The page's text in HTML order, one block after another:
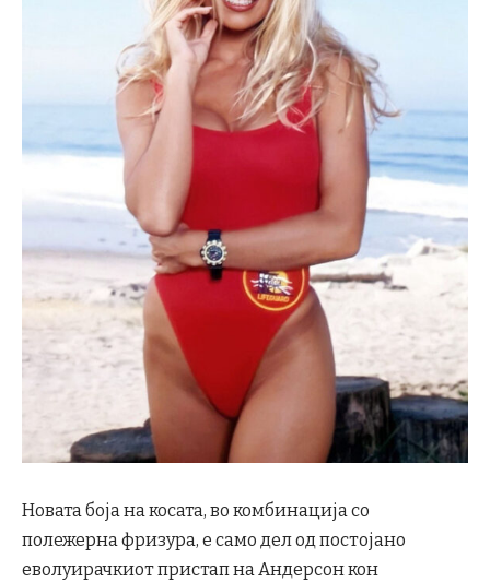
Новата боја на косата, во комбинација со
полежерна фризура, е само дел од постојано
еволуирачкиот пристап на Андерсон кон